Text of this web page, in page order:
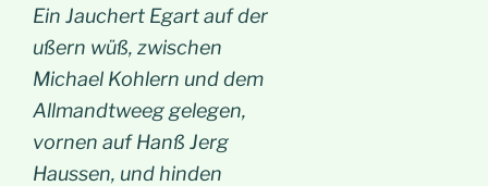
Ein Jauchert Egart auf der
ußern wüß, zwischen
Michael Kohlern und dem
Allmandtweeg gelegen,
vornen auf Hanß Jerg
Haussen, und hinden